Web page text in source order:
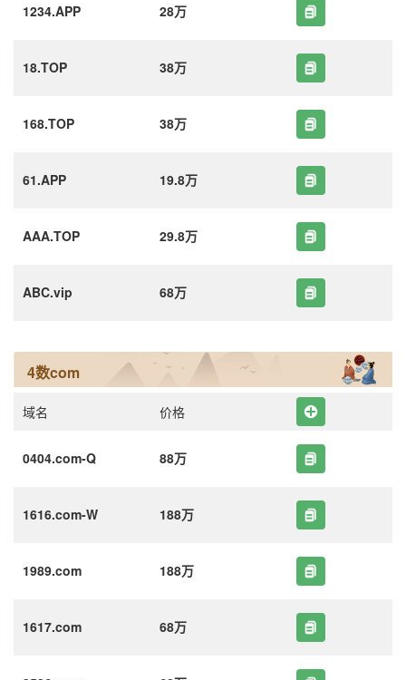
1234.APP 28万
18.TOP 38万
168.TOP 38万
61.APP 19.8万
AAA.TOP 29.8万
ABC.vip 68万
4数com
域名 价格
0404.com-Q 88万
1616.com-W 188万
1989.com 188万
1617.com 68万